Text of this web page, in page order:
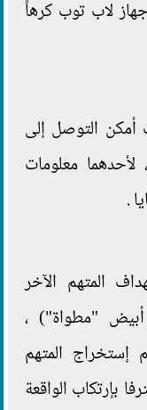
لاب توب كرهاً
أمكن التوصل إلى
معلومات
.
المتهم الآخر
"مطواة") ،
إستخراج المتهم
بإرتكاب الواقعة